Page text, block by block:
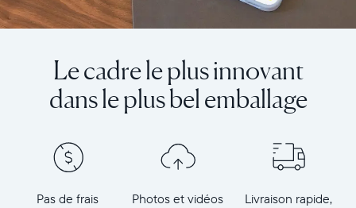
Le cadre le plus innovant
dans le plus bel emballage
Pas de frais
Photos et vidéos
Livraison rapide,